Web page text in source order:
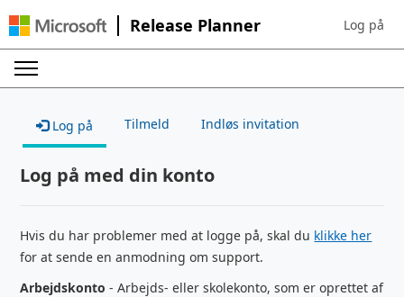
Release Planner Sign in to
Log på
Log på Tilmeld Indløs invitation
Log på med din konto
Hvis du har problemer med at logge på, skal du klikke her
for at sende en anmodning om support.
Arbejdskonto - Arbejds- eller skolekonto, som er oprettet af